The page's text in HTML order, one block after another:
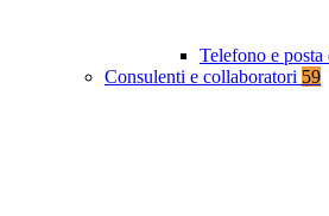
Telefono e posta
Consulenti e collaboratori 59